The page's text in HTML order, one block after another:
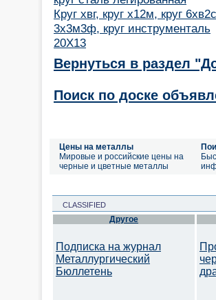
Круг хвг, круг х12м, круг
3х3м3ф, круг инструменталь
20Х13
Вернуться в раздел
Поиск по доске
Цены на металлы
Мировые и российские цены на
черные и цветные металлы
CLASSIFIED
Другое
Подписка на журнал
Металлургический
Бюллетень